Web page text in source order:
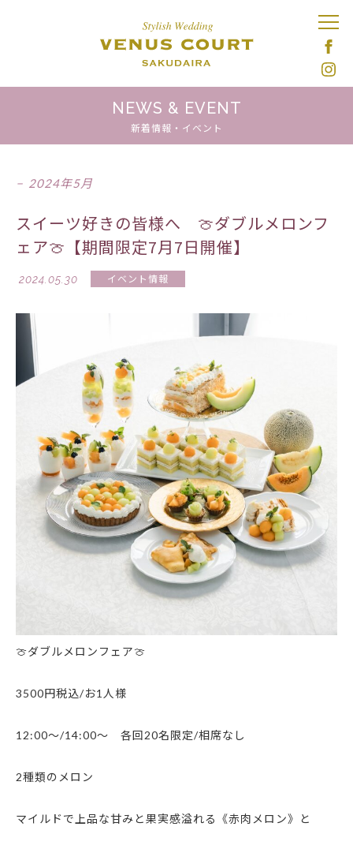
NEWS & EVENT
新着情報・イベント
2024年5月
スイーツ好きの皆様へ 🍈ダブルメロンフ
ェア🍈【期間限定7月7日開催】
2024.05.30 イベント情報
🍈ダブルメロンフェア🍈
3500円税込/お1人様
12:00～/14:00～ 各回20名限定/相席なし
2種類のメロン
マイルドで上品な甘みと果実感溢れる《赤肉メロン》と